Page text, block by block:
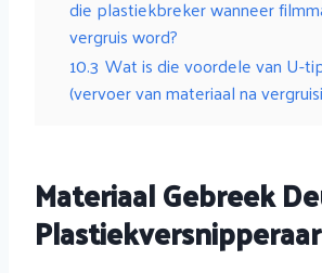
die plastiekbreker wanneer
vergruis word?
10.3 Wat is die voordele van U-
(vervoer van materiaal na
Materiaal Gebreek